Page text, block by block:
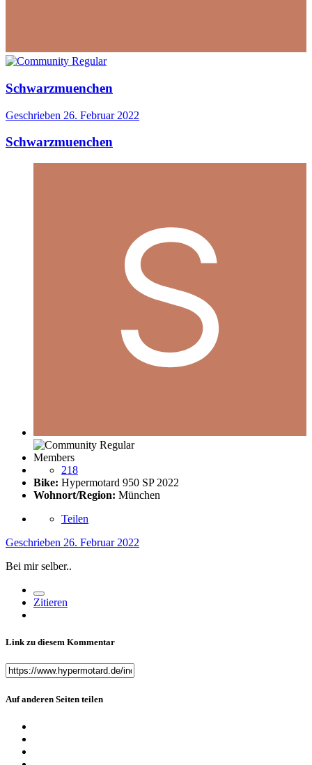
Schwarzmuenchen
Geschrieben 26. Februar 2022
Schwarzmuenchen
Members
218
Bike: Hypermotard 950 SP 2022
Wohnort/Region: München
Teilen
Geschrieben 26. Februar 2022
Bei mir selber..
Zitieren
Link zu diesem Kommentar
Auf anderen Seiten teilen